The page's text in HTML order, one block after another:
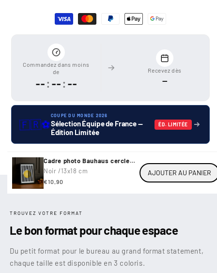
Commandez dans moins
de
--: --: --
Recevez dès
—
🇫🇷⚽
COUPE DU MONDE 2026
Sélection Équipe de France —
Édition Limitée
ÉD. LIMITÉE
Cadre photo Bauhaus cercle
jaune
Noir /13x18 cm
Prix
€10,90
AJOUTER AU PANIER
TROUVEZ VOTRE FORMAT
Le bon format pour chaque espace
Du petit format pour le bureau au grand format statement,
chaque taille est disponible en 3 coloris.